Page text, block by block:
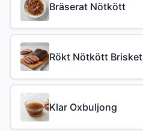
Bräserat Nötkött
Rökt Nötkött Brisket
Klar Oxbuljong